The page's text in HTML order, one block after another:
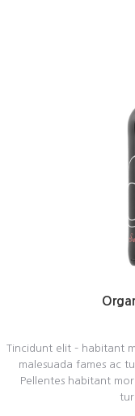
Tincidunt elit – habitant
malesuada fames ac
Pellentes habitant